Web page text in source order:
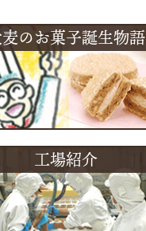
のお菓子誕生物語
工場紹介